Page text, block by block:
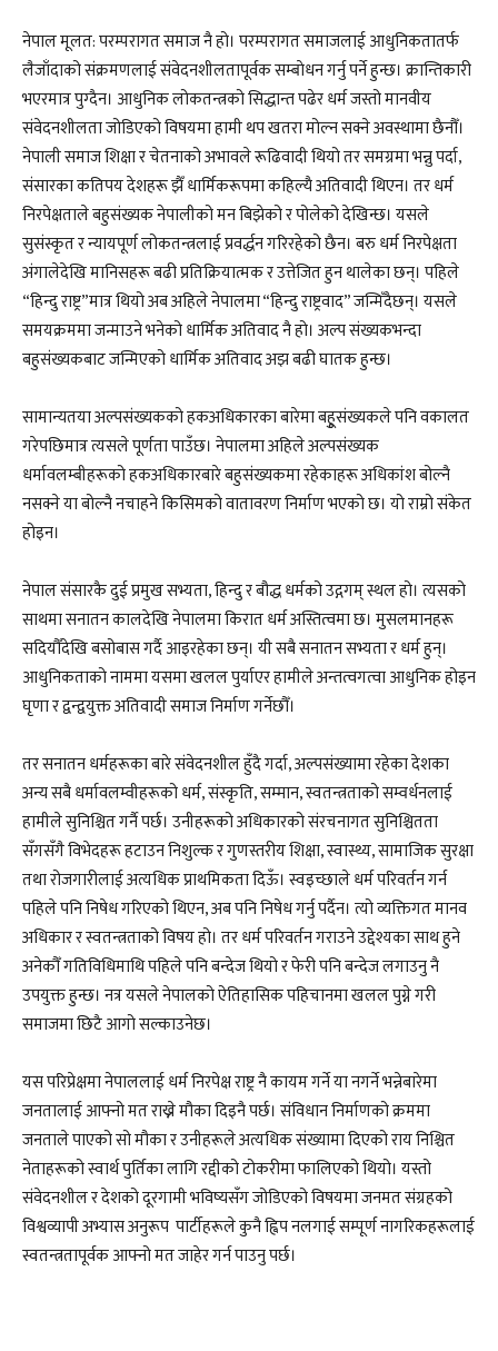
नेपाल मूलत: परम्परागत समाज नै हो। परम्परागत समाजलाई आधुनिकतातर्फ
लैजाँदाको संक्रमणलाई संवेदनशीलतापूर्वक सम्बाेधन गर्नु पर्ने हुन्छ। क्रान्तिकारी
भएरमात्र पुग्दैन। आधुनिक लोकतन्त्रको सिद्धान्त पढेर धर्म जस्तो मानवीय
संवेदनशीलता जोडिएको विषयमा हामी थप खतरा मोल्न सक्ने अवस्थामा छैनौँ।
नेपाली समाज शिक्षा र चेतनाको अभावले रूढिवादी थियो तर समग्रमा भन्नु पर्दा,
संसारका कतिपय देशहरू झैँ धार्मिकरूपमा कहिल्यै अतिवादी थिएन। तर धर्म
निरपेक्षताले बहुसंख्यक नेपालीको मन बिझेको र पोलेको देखिन्छ। यसले
सुसंस्कृत र न्यायपूर्ण लोकतन्त्रलाई प्रवर्द्धन गरिरहेको छैन। बरु धर्म निरपेक्षता
अंगालेदेखि मानिसहरू बढी प्रतिक्रियात्मक र उत्तेजित हुन थालेका छन्। पहिले
“हिन्दु राष्ट्र”मात्र थियो अब अहिले नेपालमा “हिन्दु राष्ट्रवाद” जन्मिँदैछन्। यसले
समयक्रममा जन्माउने भनेको धार्मिक अतिवाद नै हो। अल्प संख्यकभन्दा
बहुसंख्यकबाट जन्मिएको धार्मिक अतिवाद अझ बढी घातक हुन्छ।
सामान्यतया अल्पसंख्यकको हकअधिकारका बारेमा बहूुसंख्यकले पनि वकालत
गरेपछिमात्र त्यसले पूर्णता पाउँछ। नेपालमा अहिले अल्पसंख्यक
धर्मावलम्बीहरूको हकअधिकारबारे बहुसंख्यकमा रहेकाहरू अधिकांश बोल्नै
नसक्ने या बोल्नै नचाहने किसिमको वातावरण निर्माण भएको छ। यो राम्रो संकेत
होइन।
नेपाल संसारकै दुई प्रमुख सभ्यता, हिन्दु र बौद्ध धर्मको उद्गगम् स्थल हो। त्यसको
साथमा सनातन कालदेखि नेपालमा किरात धर्म अस्तित्वमा छ। मुसलमानहरू
सदियौँदेखि बसोबास गर्दै आइरहेका छन्। यी सबै सनातन सभ्यता र धर्म हुन्।
आधुनिकताको नाममा यसमा खलल पुर्याएर हामीले अन्तत्वगत्वा आधुनिक होइन
घृणा र द्वन्द्वयुक्त अतिवादी समाज निर्माण गर्नेछौँ।
तर सनातन धर्महरूका बारे संवेदनशील हुँदै गर्दा, अल्पसंख्यामा रहेका देशका
अन्य सबै धर्मावलम्वीहरूको धर्म, संस्कृति, सम्मान, स्वतन्त्रताको सम्वर्धनलाई
हामीले सुनिश्चित गर्नै पर्छ। उनीहरूको अधिकारको संरचनागत सुनिश्चितता
सँगसँगै विभेदहरू हटाउन निशुल्क र गुणस्तरीय शिक्षा, स्वास्थ्य, सामाजिक सुरक्षा
तथा रोजगारीलाई अत्यधिक प्राथमिकता दिऊँ। स्वइच्छाले धर्म परिवर्तन गर्न
पहिले पनि निषेध गरिएको थिएन, अब पनि निषेध गर्नु पर्दैन। त्यो व्यक्तिगत मानव
अधिकार र स्वतन्त्रताको विषय हो। तर धर्म परिवर्तन गराउने उद्देश्यका साथ हुने
अनेकौँ गतिविधिमाथि पहिले पनि बन्देज थियो र फेरी पनि बन्देज लगाउनु नै
उपयुक्त हुन्छ। नत्र यसले नेपालको ऐतिहासिक पहिचानमा खलल पुग्ने गरी
समाजमा छिटै आगो सल्काउनेछ।
यस परिप्रेक्षमा नेपाललाई धर्म निरपेक्ष राष्ट्र नै कायम गर्ने या नगर्ने भन्नेबारेमा
जनतालाई आफ्नो मत राख्ने मौका दिइनै पर्छ। संविधान निर्माणको क्रममा
जनताले पाएको सो मौका र उनीहरूले अत्यधिक संख्यामा दिएको राय निश्चित
नेताहरूको स्वार्थ पुर्तिका लागि रद्दीको टोकरीमा फालिएको थियो। यस्तो
संवेदनशील र देशको दूरगामी भविष्यसँग जोडिएको विषयमा जनमत संग्रहको
विश्वव्यापी अभ्यास अनुरूप पार्टीहरूले कुनै ह्विप नलगाई सम्पूर्ण नागरिकहरूलाई
स्वतन्त्रतापूर्वक आफ्नो मत जाहेर गर्न पाउनु पर्छ।